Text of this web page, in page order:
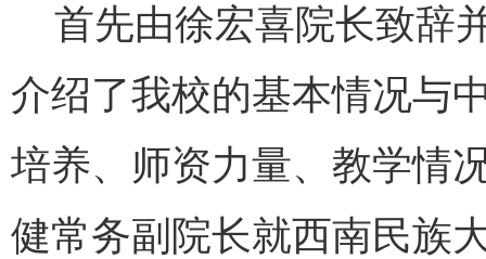
首先由徐宏喜院长致辞
介绍了我校的基本情况与
培养、师资力量、教学情
健常务副院长就西南民族